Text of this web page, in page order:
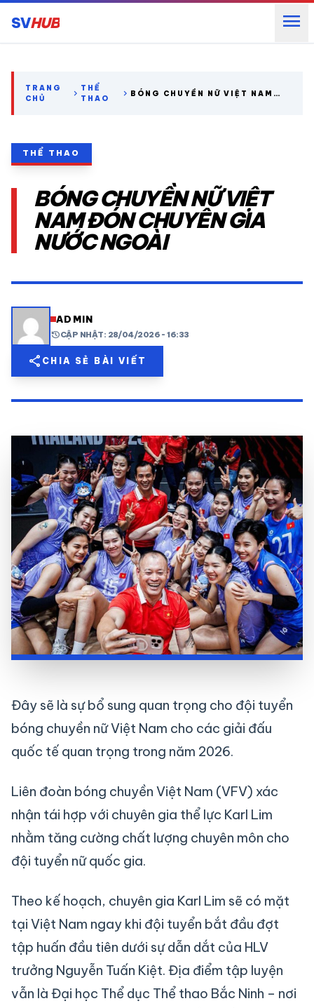
SVHUB menu
THỂ THAO TRONG NƯỚC
THỂ THAO
VIDEO
LỊCH THI ĐẤU
share mail
TRANG
CHỦ
chevron_right THỂ
THAO
chevron_right BÓNG CHUYỀN NỮ VIỆT NAM
THỂ THAO
BÓNG CHUYỀN NỮ VIỆT
NAM ĐÓN CHUYÊN GIA
NƯỚC NGOÀI
ADMIN
historyCẬP NHẬT: 28/04/2026 - 16:33
share CHIA SẺ BÀI VIẾT
Đây sẽ là sự bổ sung quan trọng cho đội tuyển
bóng chuyền nữ Việt Nam cho các giải đấu
quốc tế quan trọng trong năm 2026.
Liên đoàn bóng chuyền Việt Nam (VFV) xác
nhận tái hợp với chuyên gia thể lực Karl Lim
nhằm tăng cường chất lượng chuyên môn cho
đội tuyển nữ quốc gia.
Theo kế hoạch, chuyên gia Karl Lim sẽ có mặt
tại Việt Nam ngay khi đội tuyển bắt đầu đợt
tập huấn đầu tiên dưới sự dẫn dắt của HLV
trưởng Nguyễn Tuấn Kiệt. Địa điểm tập luyện
vẫn là Đại học Thể dục Thể thao Bắc Ninh – nơi